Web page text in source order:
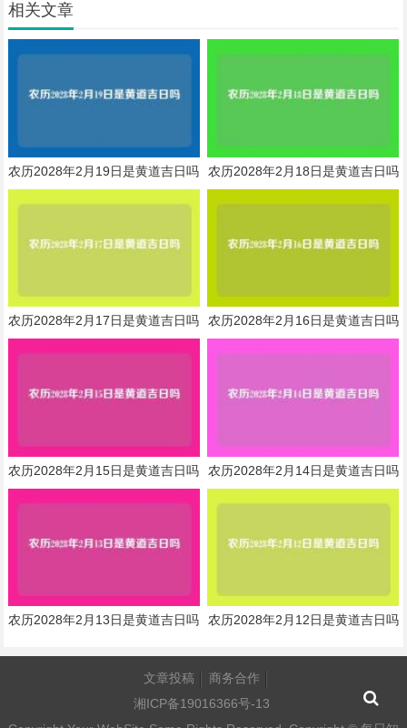
相关文章
农历2028年2月19日是黄道吉日吗 农历2028年2月18日是黄道吉日吗
农历2028年2月17日是黄道吉日吗 农历2028年2月16日是黄道吉日吗
农历2028年2月15日是黄道吉日吗 农历2028年2月14日是黄道吉日吗
农历2028年2月13日是黄道吉日吗 农历2028年2月12日是黄道吉日吗
文章投稿
商务合作
湘ICP备19016366号-13